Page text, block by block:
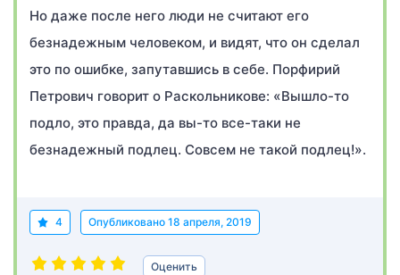
Но даже после него люди не считают его
безнадежным человеком, и видят, что он сделал
это по ошибке, запутавшись в себе. Порфирий
Петрович говорит о Раскольникове: «Вышло-то
подло, это правда, да вы-то все-таки не
безнадежный подлец. Совсем не такой подлец!».
4 Опубликовано 18 апреля, 2019
Оценить